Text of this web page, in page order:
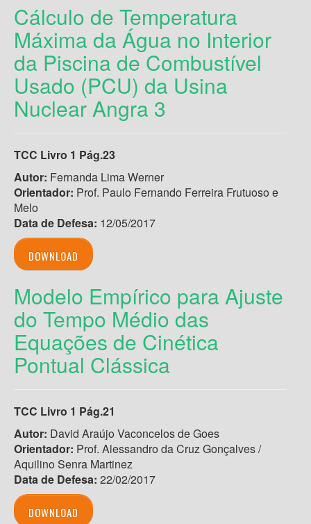
Cálculo de Temperatura
Máxima da Água no Interior
da Piscina de Combustível
Usado (PCU) da Usina
Nuclear Angra 3
TCC Livro 1 Pág.23
Autor: Fernanda Lima Werner
Orientador: Prof. Paulo Fernando Ferreira Frutuoso e
Melo
Data de Defesa: 12/05/2017
DOWNLOAD
Modelo Empírico para Ajuste
do Tempo Médio das
Equações de Cinética
Pontual Clássica
TCC Livro 1 Pág.21
Autor: David Araújo Vaconcelos de Goes
Orientador: Prof. Alessandro da Cruz Gonçalves /
Aquilino Senra Martinez
Data de Defesa: 22/02/2017
DOWNLOAD